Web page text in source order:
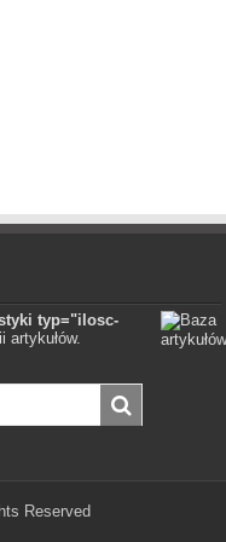
typ="ilosc-
artykułów.
Reserved